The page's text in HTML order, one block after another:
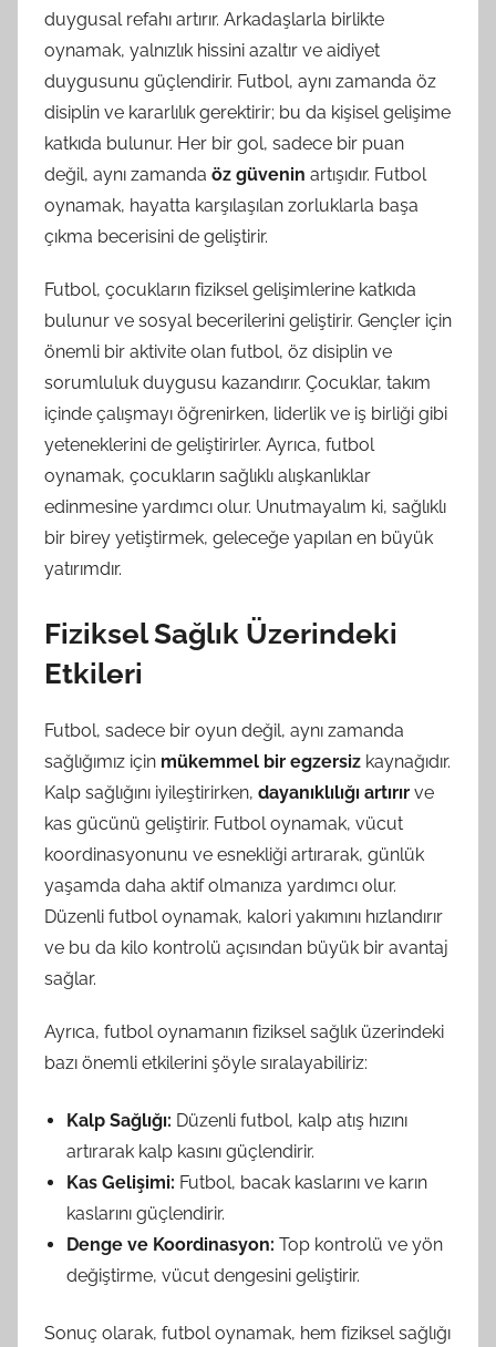
duygusal refahı artırır. Arkadaşlarla birlikte
oynamak, yalnızlık hissini azaltır ve aidiyet
duygusunu güçlendirir. Futbol, aynı zamanda öz
disiplin ve kararlılık gerektirir; bu da kişisel gelişime
katkıda bulunur. Her bir gol, sadece bir puan
değil, aynı zamanda öz güvenin artışıdır. Futbol
oynamak, hayatta karşılaşılan zorluklarla başa
çıkma becerisini de geliştirir.
Futbol, çocukların fiziksel gelişimlerine katkıda
bulunur ve sosyal becerilerini geliştirir. Gençler için
önemli bir aktivite olan futbol, öz disiplin ve
sorumluluk duygusu kazandırır. Çocuklar, takım
içinde çalışmayı öğrenirken, liderlik ve iş birliği gibi
yeteneklerini de geliştirirler. Ayrıca, futbol
oynamak, çocukların sağlıklı alışkanlıklar
edinmesine yardımcı olur. Unutmayalım ki, sağlıklı
bir birey yetiştirmek, geleceğe yapılan en büyük
yatırımdır.
Fiziksel Sağlık Üzerindeki
Etkileri
Futbol, sadece bir oyun değil, aynı zamanda
sağlığımız için mükemmel bir egzersiz kaynağıdır.
Kalp sağlığını iyileştirirken, dayanıklılığı artırır ve
kas gücünü geliştirir. Futbol oynamak, vücut
koordinasyonunu ve esnekliği artırarak, günlük
yaşamda daha aktif olmanıza yardımcı olur.
Düzenli futbol oynamak, kalori yakımını hızlandırır
ve bu da kilo kontrolü açısından büyük bir avantaj
sağlar.
Ayrıca, futbol oynamanın fiziksel sağlık üzerindeki
bazı önemli etkilerini şöyle sıralayabiliriz:
Kalp Sağlığı: Düzenli futbol, kalp atış hızını
artırarak kalp kasını güçlendirir.
Kas Gelişimi: Futbol, bacak kaslarını ve karın
kaslarını güçlendirir.
Denge ve Koordinasyon: Top kontrolü ve yön
değiştirme, vücut dengesini geliştirir.
Sonuç olarak, futbol oynamak, hem fiziksel sağlığı